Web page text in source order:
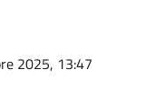
2025, 13:47